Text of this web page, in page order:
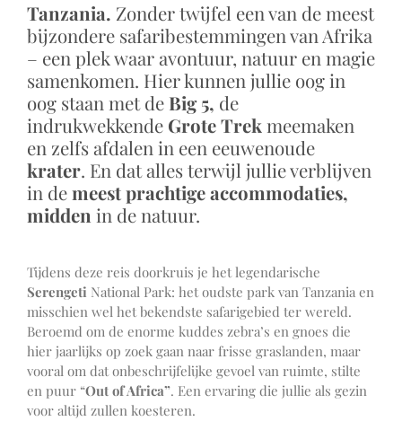
Tanzania. Zonder twijfel een van de meest
bijzondere safaribestemmingen van Afrika
– een plek waar avontuur, natuur en magie
samenkomen. Hier kunnen jullie oog in
oog staan met de Big 5, de
indrukwekkende Grote Trekmeemaken
en zelfs afdalen in een eeuwenoude
krater. En dat alles terwijl jullie verblijven
in demeest prachtige accommodaties,
midden in de natuur.
Tijdens deze reis doorkruis je het legendarische
Serengeti National Park: het oudste park van Tanzania en
misschien wel het bekendste safarigebied ter wereld.
Beroemd om de enorme kuddes zebra’s en gnoes die
hier jaarlijks op zoek gaan naar frisse graslanden, maar
vooral om dat onbeschrijfelijke gevoel van ruimte, stilte
en puur “Out of Africa”. Een ervaring die jullie als gezin
voor altijd zullen koesteren.